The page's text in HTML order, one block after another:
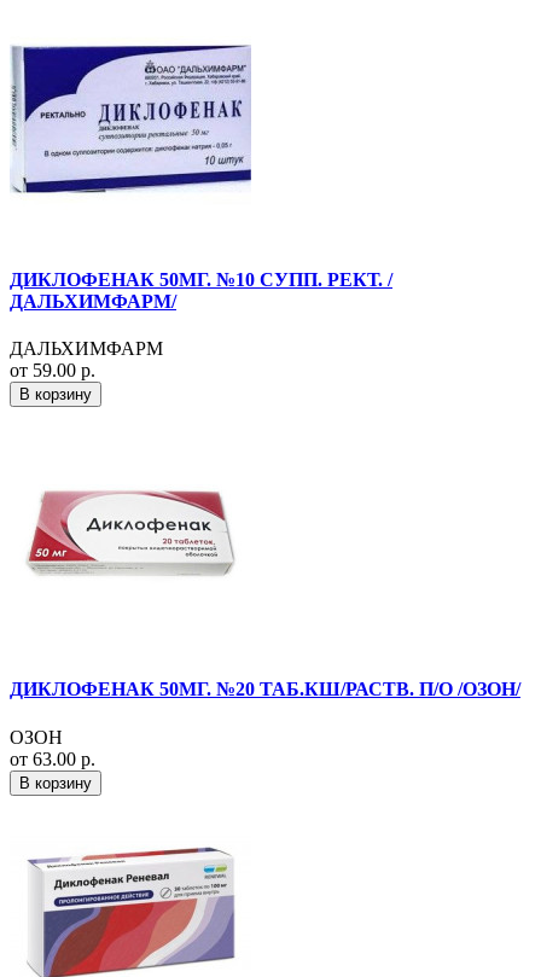
ДИКЛОФЕНАК 50МГ. №10 СУПП. РЕКТ. /
ДАЛЬХИМФАРМ/
ДАЛЬХИМФАРМ
от 59.00 р.
В корзину
ДИКЛОФЕНАК 50МГ. №20 ТАБ.КШ/РАСТВ. П/О /ОЗОН/
ОЗОН
от 63.00 р.
В корзину